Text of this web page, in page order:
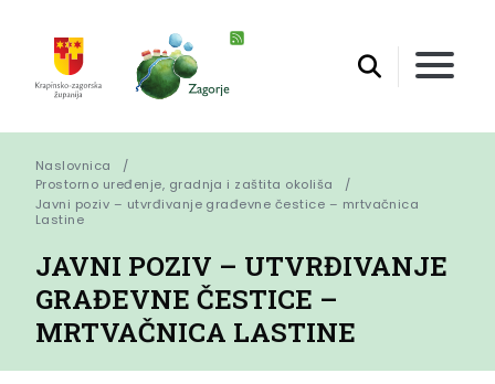
Naslovnica
Prostorno uređenje, gradnja i zaštita okoliša
Javni poziv – utvrđivanje građevne čestice – mrtvačnica
Lastine
JAVNI POZIV – UTVRĐIVANJE
GRAĐEVNE ČESTICE –
MRTVAČNICA LASTINE